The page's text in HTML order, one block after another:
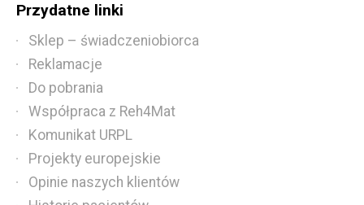
Przydatne linki
Sklep – świadczeniobiorca
Reklamacje
Do pobrania
Współpraca z Reh4Mat
Komunikat URPL
Projekty europejskie
Opinie naszych klientów